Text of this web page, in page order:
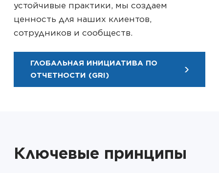
устойчивые практики, мы создаем
ценность для наших клиентов,
сотрудников и сообществ.
ГЛОБАЛЬНАЯ ИНИЦИАТИВА ПО
ОТЧЕТНОСТИ (GRI)
Ключевые принципы